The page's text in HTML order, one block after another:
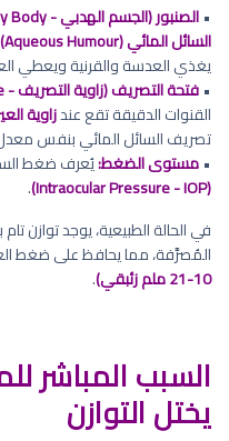
•الصنبور (الجسم الهدبي - Ciliary Body):
السائل المائي (Aqueous Humour)
يغذي العدسة والقرنية ويعطي
•فتحة التصريف (زاوية التصريف - Drainage Angle):
القنوات الدقيقة تقع عندزاوية
تصريف السائل المائي بنفس معدل
•مستوى الضغط:يُعرف ضغط
(Intraocular Pressure - IOP)
.
في الحالة الطبيعية، يوجد توازن
المُصرَّفة، مما يحافظ على ضغط
10-21 ملم زئبقي)
.
السبب المباشر
يختل التوازن